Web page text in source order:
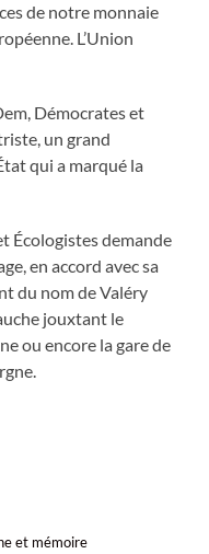
de notre monnaie
L’Union
Démocrates et
un grand
qui a marqué la
Écologistes demande
en accord avec sa
du nom de Valéry
jouxtant le
ou encore la gare de
et mémoire